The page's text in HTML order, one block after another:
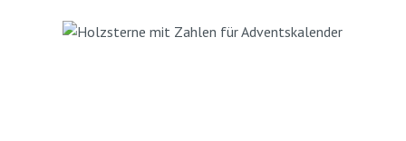
Bildergalerie überspringen